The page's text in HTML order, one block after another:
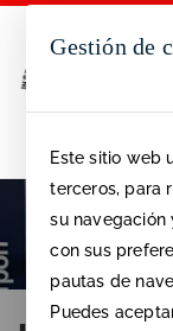
Gestión de
Este sitio web
terceros, para
su
con sus
pautas de
Puedes